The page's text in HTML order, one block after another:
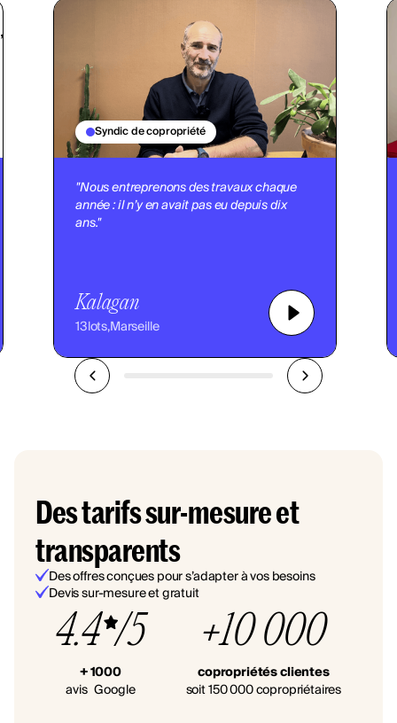
Syndic de copropriété
"Nous entreprenons des travaux chaque
année : il n’y en avait pas eu depuis dix
ans."
Kalagan
13lots,Marseille
Des tarifs sur-mesure et
transparents
Des offres conçues pour s’adapter à vos besoins
Devis sur-mesure et gratuit
4.4 /5
+ 1000
avis Google
+10 000
copropriétés clientes
soit 150 000 copropriétaires